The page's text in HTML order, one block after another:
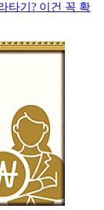
타기? 이건 꼭 확